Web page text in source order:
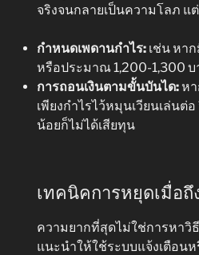
จริงจนกลายเป็นความโลภ แ
กำหนดเพดานกำไร: เช่น หา
หรือประมาณ 1,200-1,300
การถอนเงินตามขั้นบันได:ห
เพียงกำไรไว้หมุนเวียนเล่น
น้อยก็ไม่ได้เสียทุน
เทคนิคการหยุดเมื่อถึ
ความยากที่สุดไม่ใช่การหาวิ
แนะนำให้ใช้ระบบแจ้งเตือน